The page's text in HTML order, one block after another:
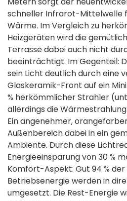
schneller Infrarot-Mittelwelle
Wärme. Im Vergleich zu
Heizgeräten wird die
Terrasse dabei auch nicht
beeinträchtigt. Im Gegenteil:
sein Licht deutlich durch eine
Glaskeramik-Front auf ein
% herkömmlicher Strahler
allerdings die
Ein angenehmer,
Außenbereich dabei in ein
Ambiente. Durch diese
Energieeinsparung von 30 %
Komfort-Aspekt: Gut 94 %
Betriebsenergie werden in
umgesetzt. Die Rest-Energie